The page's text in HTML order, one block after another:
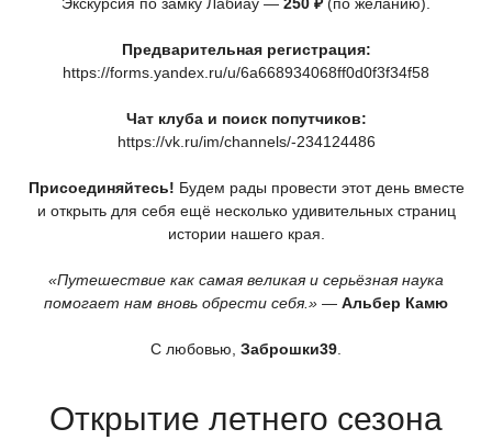
Предварительная регистрация:
https://forms.yandex.ru/u/6a668934068ff0d0f3f34f58
Чат клуба и поиск попутчиков:
https://vk.ru/im/channels/-234124486
Присоединяйтесь! Будем рады провести этот день вместе
и открыть для себя ещё несколько удивительных страниц
истории нашего края.
«Путешествие как самая великая и серьёзная наука
помогает нам вновь обрести себя.» — Альбер Камю
С любовью, Заброшки39
Открытие летнего сезона